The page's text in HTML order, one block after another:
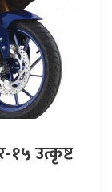
१५ उत्कृष्ट